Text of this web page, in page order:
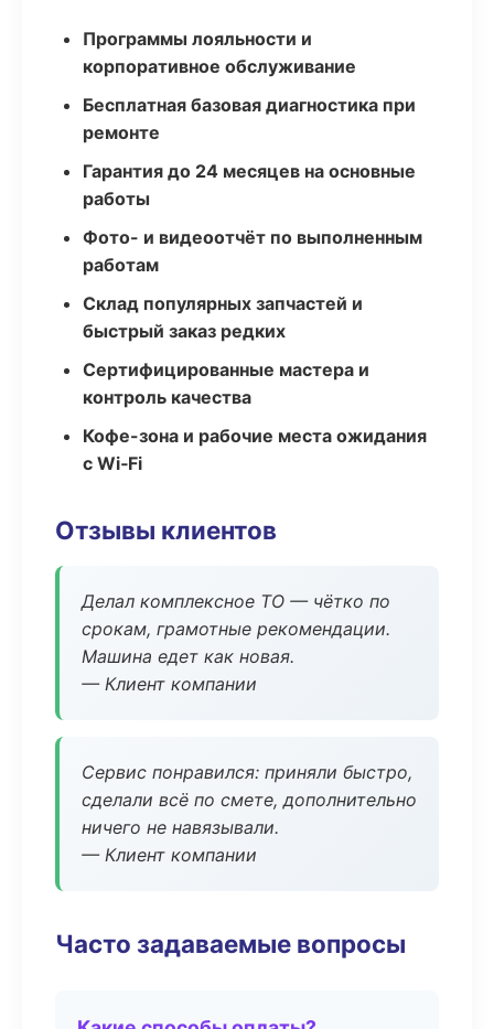
Программы лояльности и
корпоративное обслуживание
Бесплатная базовая диагностика при
ремонте
Гарантия до 24 месяцев на основные
работы
Фото- и видеоотчёт по выполненным
работам
Склад популярных запчастей и
быстрый заказ редких
Сертифицированные мастера и
контроль качества
Кофе-зона и рабочие места ожидания
с Wi‑Fi
Отзывы клиентов
Делал комплексное ТО — чётко по
срокам, грамотные рекомендации.
Машина едет как новая.
— Клиент компании
Сервис понравился: приняли быстро,
сделали всё по смете, дополнительно
ничего не навязывали.
— Клиент компании
Часто задаваемые вопросы